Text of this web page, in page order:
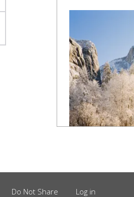
Do Not Share Log in